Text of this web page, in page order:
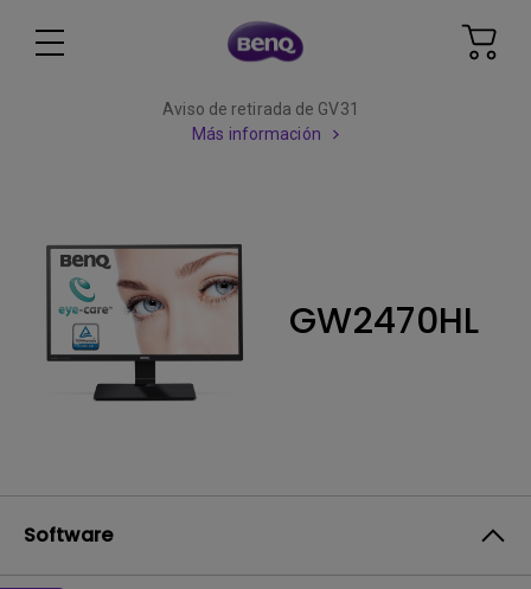
Aviso de retirada de GV31
Más información
GW2470HL
Software